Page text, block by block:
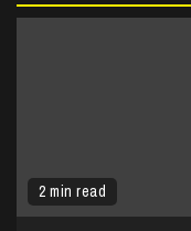
2 min read